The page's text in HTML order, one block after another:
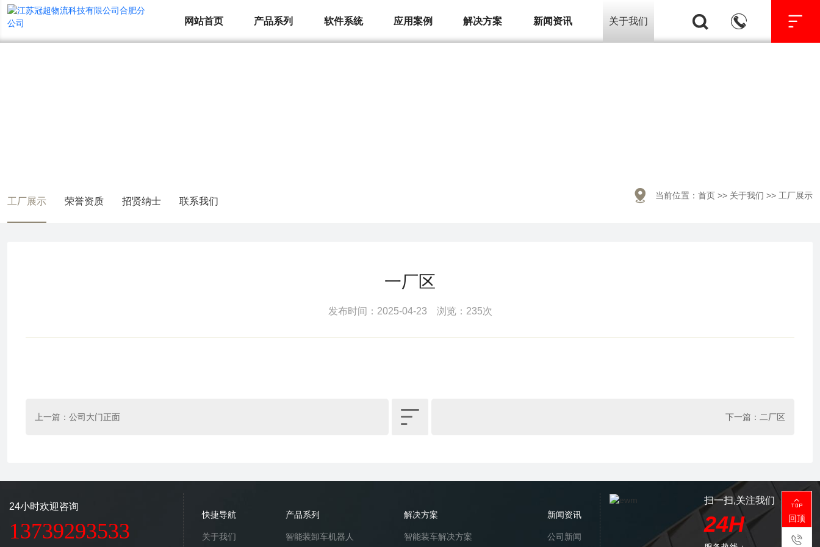
网站首页 产品系列 软件系统 应用案例 解决方案 新闻资讯 关于我们   
工厂展示 荣誉资质 招贤纳士 联系我们  当前位置： 首页 >> 关于我们 >> 工厂展示
一厂区
发布时间：2025-04-23 浏览：235次
上一篇： 公司大门正面  下一篇： 二厂区
24小时欢迎咨询
13739293533
快捷导航
关于我们
产品系列
智能装卸车机器人
解决方案
智能装车解决方案
新闻资讯
公司新闻
扫一扫,关注我们
24H

回顶
